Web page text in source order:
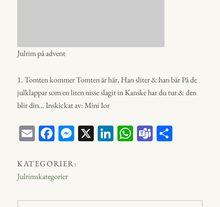
Julrim på advent
1. Tomten kommer Tomten är här, Han sliter & han bär På de
julklappar som en liten nisse slagit in Kanske har du tur & den
blir din… Inskickat av: Mini Ior
E
ail
Fa
bo
ok
M
en
r
X Li W
p
Te
KATEGORIER:
Julrimskategorier